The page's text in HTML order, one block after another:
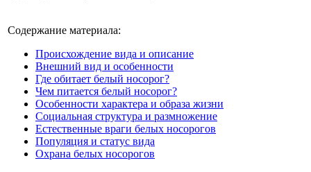
Содержание материала:
Происхождение вида и описание
Внешний вид и особенности
Где обитает белый носорог?
Чем питается белый носорог?
Особенности характера и образа жизни
Социальная структура и размножение
Естественные враги белых носорогов
Популяция и статус вида
Охрана белых носорогов